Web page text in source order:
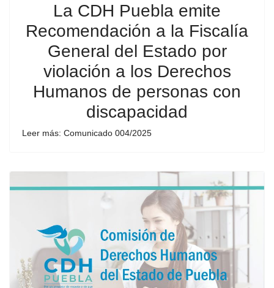
La CDH Puebla emite
Recomendación a la Fiscalía
General del Estado por
violación a los Derechos
Humanos de personas con
discapacidad
Leer más: Comunicado 004/2025